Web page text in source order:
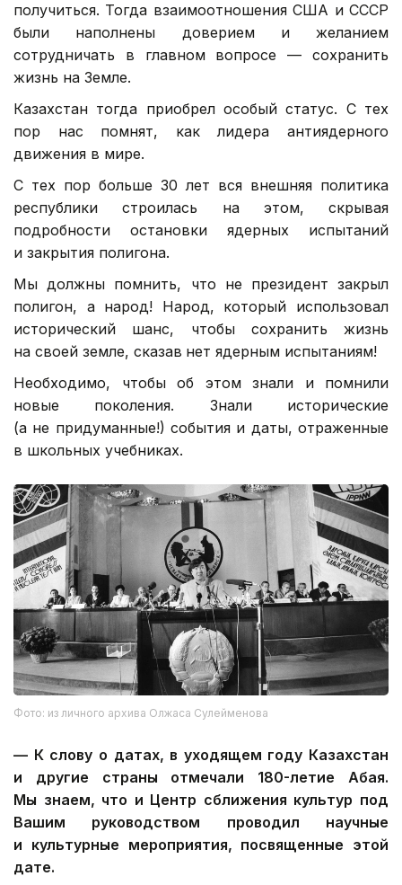
получиться. Тогда взаимоотношения США и СССР
были наполнены доверием и желанием
сотрудничать в главном вопросе — сохранить
жизнь на Земле.
Казахстан тогда приобрел особый статус. С тех
пор нас помнят, как лидера антиядерного
движения в мире.
С тех пор больше 30 лет вся внешняя политика
республики строилась на этом, скрывая
подробности остановки ядерных испытаний
и закрытия полигона.
Мы должны помнить, что не президент закрыл
полигон, а народ! Народ, который использовал
исторический шанс, чтобы сохранить жизнь
на своей земле, сказав нет ядерным испытаниям!
Необходимо, чтобы об этом знали и помнили
новые поколения. Знали исторические
(а не придуманные!) события и даты, отраженные
в школьных учебниках.
Фото: из личного архива Олжаса Сулейменова
— К слову о датах, в уходящем году Казахстан
и другие страны отмечали 180-летие Абая.
Мы знаем, что и Центр сближения культур под
Вашим руководством проводил научные
и культурные мероприятия, посвященные этой
дате.